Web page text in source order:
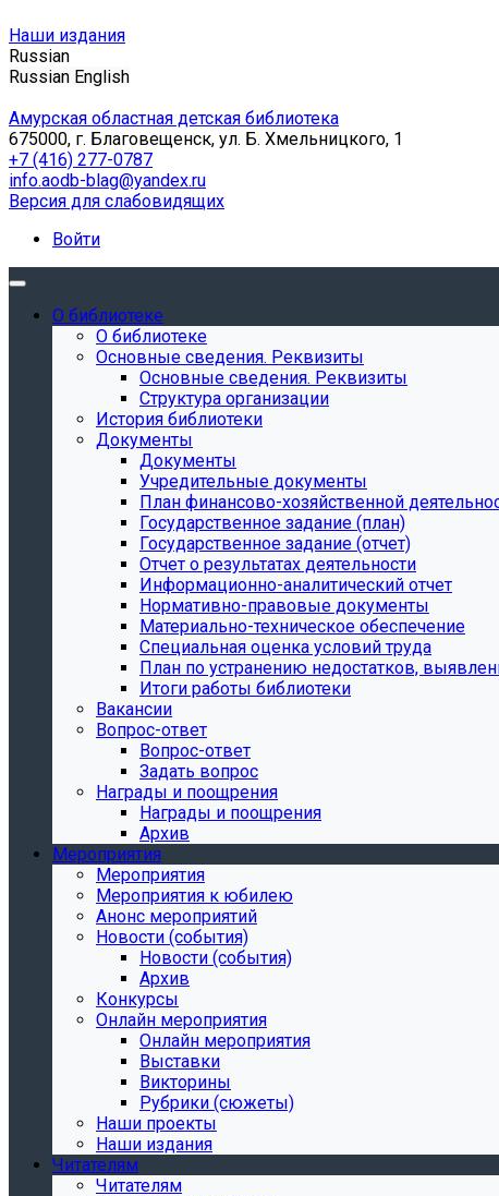
Наши издания
Russian
Russian English
Амурская областная детская библиотека
675000, г. Благовещенск, ул. Б. Хмельницкого, 1
+7 (416) 277-0787
info.aodb-blag@yandex.ru
Версия для слабовидящих
Войти
О библиотеке
О библиотеке
Основные сведения. Реквизиты
Основные сведения. Реквизиты
Структура организации
История библиотеки
Документы
Документы
Учредительные документы
План финансово-хозяйственной
Государственное задание (план)
Государственное задание (отчет)
Отчет о результатах деятельности
Информационно-аналитический отчет
Нормативно-правовые документы
Материально-техническое обеспечение
Специальная оценка условий труда
План по устранению недостатков,
Итоги работы библиотеки
Вакансии
Вопрос-ответ
Вопрос-ответ
Задать вопрос
Награды и поощрения
Награды и поощрения
Архив
Мероприятия
Мероприятия
Мероприятия к юбилею
Анонс мероприятий
Новости (события)
Новости (события)
Архив
Конкурсы
Онлайн мероприятия
Онлайн мероприятия
Выставки
Викторины
Рубрики (сюжеты)
Наши проекты
Наши издания
Читателям
Читателям